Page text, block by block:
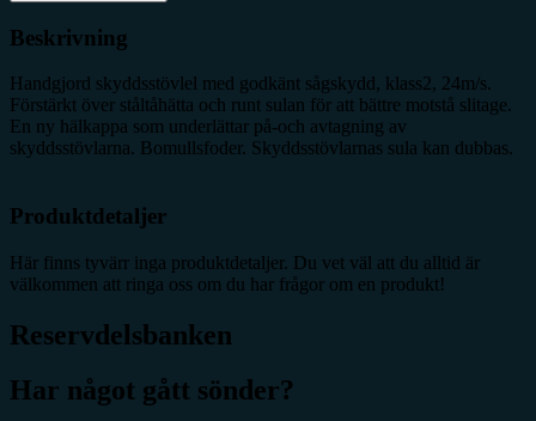
Beskrivning
Handgjord skyddsstövlel med godkänt sågskydd, klass2, 24m/s.
Förstärkt över ståltåhätta och runt sulan för att bättre motstå slitage.
En ny hälkappa som underlättar på-och avtagning av
skyddsstövlarna. Bomullsfoder. Skyddsstövlarnas sula kan dubbas.
Produktdetaljer
Här finns tyvärr inga produktdetaljer. Du vet väl att du alltid är
välkommen att ringa oss om du har frågor om en produkt!
Reservdelsbanken
Har något gått sönder?